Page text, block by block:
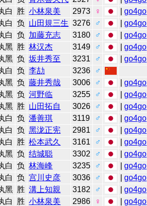
白 胜 小林泉美 2973 ♀ |go4go
白 负 山田規三生 3276 ♂ |go4go
白 负 加藤充志 3180 ♂ |go4go
黑 胜 林汉杰 3149 ♂ |go4go
黑 负 坂井秀至 3231 ♂ |go4go
白 负 李劼 3236
♂
黑 负 藤井秀哉 3006 ♂ |go4go
黑 负 河野临 3255 ♂ |go4go
黑 胜 山田拓自 3026 ♂ |go4go
白 负 潘善琪 3119 ♂ |go4go
白 负 黑泷正宪 2981 ♂ |go4go
白 胜 松本武久 3161 ♂ |go4go
黑 负 结城聪 3302 ♂ |go4go
白 负 林海峰 3235 ♂ |go4go
白 负 宫川史彦 3036 ♂ |go4go
黑 胜 溝上知親 3182 ♂ |go4go
白 胜 小林泉美 2986 ♀ |go4go